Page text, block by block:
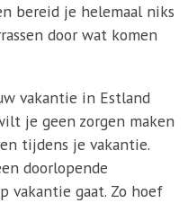
bereid je helemaal niks
door wat komen
vakantie in Estland
je geen zorgen maken
tijdens je vakantie.
doorlopende
vakantie gaat. Zo hoef